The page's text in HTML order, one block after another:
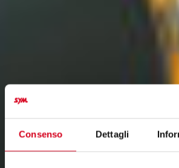
Consenso Dettagli